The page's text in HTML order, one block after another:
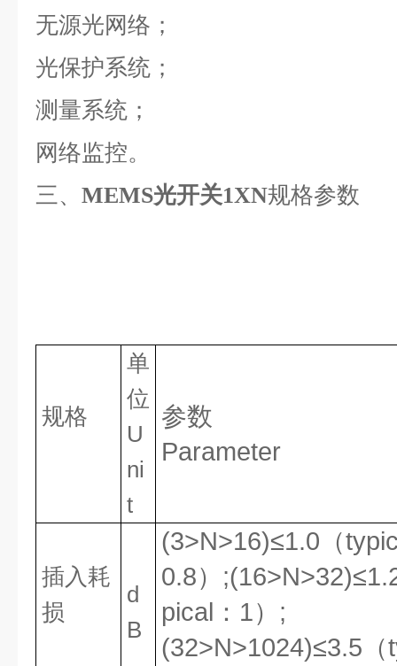
无源光网络；
光保护系统；
测量系统；
网络监控。
三、 MEMS光开关1XN规格参数
规格
单
位
U
ni
t
参数
Parameter
插入耗
损
d
B
(3>N>16)≤1.0（
0.8） ;(16>N>32)≤1.
pical： 1） ;
(32>N>1024)≤3.5